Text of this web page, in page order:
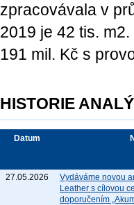
zpracovávala v
2019 je 42 tis.
191 mil. Kč s
HISTORIE
Datum
27.05.2026
Vydáváme novou
Leather s cílovou
doporučením